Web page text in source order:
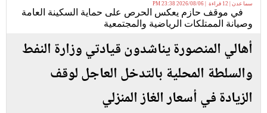
سما عدن | 12 قراءة | 2026/08/06 23:38 PM
في موقف حازم يعكس الحرص على حماية السكينة العامة
وصيانة الممتلكات الرياضية والمجتمعية
أهالي المنصورة يناشدون قيادتي وزارة النفط
والسلطة المحلية بالتدخل العاجل لوقف
الزيادة في أسعار الغاز المنزلي